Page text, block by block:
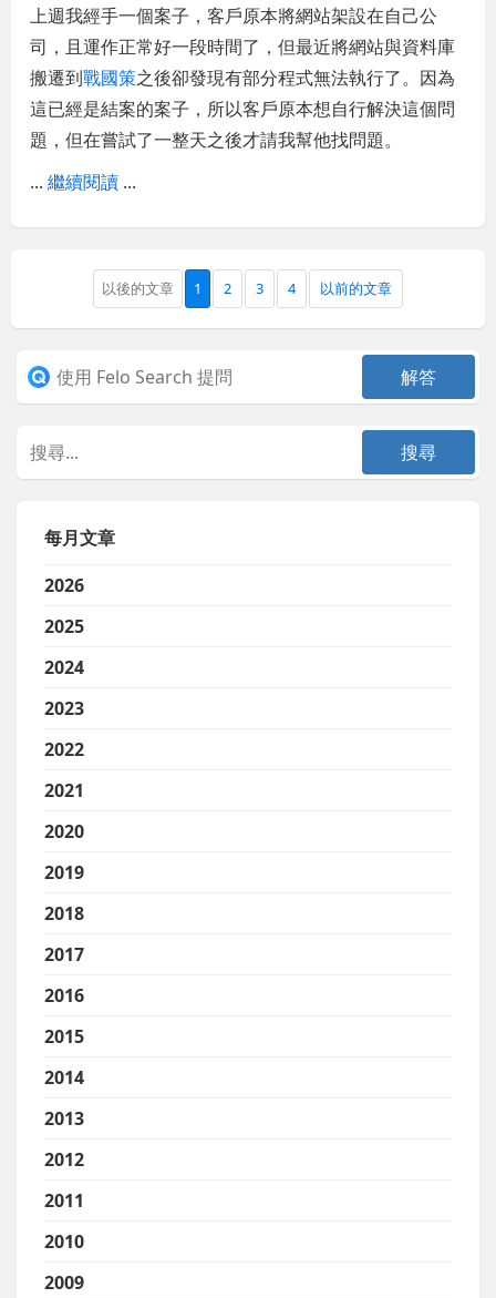
上週我經手一個案子，客戶原本將網站架設在自己公
司，且運作正常好一段時間了，但最近將網站與資料庫
搬遷到戰國策之後卻發現有部分程式無法執行了。因為
這已經是結案的案子，所以客戶原本想自行解決這個問
題，但在嘗試了一整天之後才請我幫他找問題。
...繼續閱讀 ...
以後的文章 1 2 3 4 以前的文章
每月文章
2026
2025
2024
2023
2022
2021
2020
2019
2018
2017
2016
2015
2014
2013
2012
2011
2010
2009